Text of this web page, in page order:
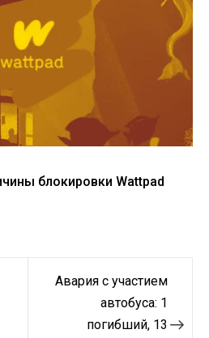
блокировки Wattpad
Авария с участием
автобуса: 1
погибший, 13